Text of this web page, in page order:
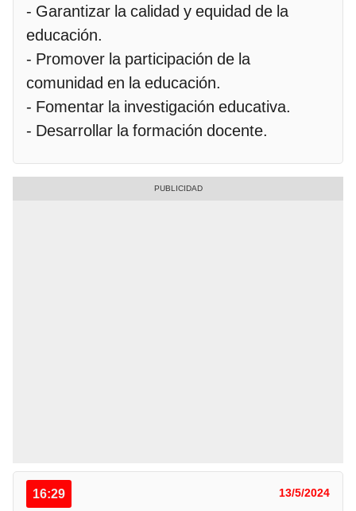
- Garantizar la calidad y equidad de la
educación.
- Promover la participación de la
comunidad en la educación.
- Fomentar la investigación educativa.
- Desarrollar la formación docente.
16:29 13/5/2024